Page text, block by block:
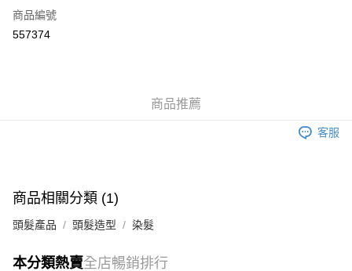
Apple Pay
付款後門市自取，訂單確認後2-4個工作天到店，7天內取。逾期後
商品編號
557374
商品推薦
客服
商品相關分類 (1)
頭髮產品 頭髮造型 染髮
本分類熱賣全店暢銷排行